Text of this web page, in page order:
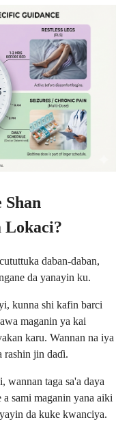
Shan
Lokaci?
daban-daban,
da yanayin ku.
kunna shi kafin barci
maganin ya kai
karu. Wannan na iya
rashin jin daɗi.
wannan taga sa'a daya
sami maganin yana aiki
da kuke kwanciya.